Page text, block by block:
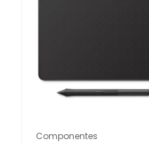
Componentes